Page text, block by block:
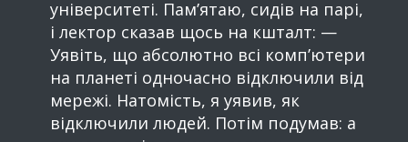
університеті. Пам’ятаю, сидів на парі,
і лектор сказав щось на кшталт: —
Уявіть, що абсолютно всі комп’ютери
на планеті одночасно відключили від
мережі. Натомість, я уявив, як
відключили людей. Потім подумав: а